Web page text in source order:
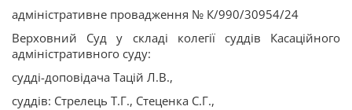
адміністративне провадження № К/990/30954/24
Верховний Суд у складі колегії суддів Касаційного
адміністративного суду:
судді-доповідача Тацій Л.В.,
суддів: Стрелець Т.Г., Стеценка С.Г.,